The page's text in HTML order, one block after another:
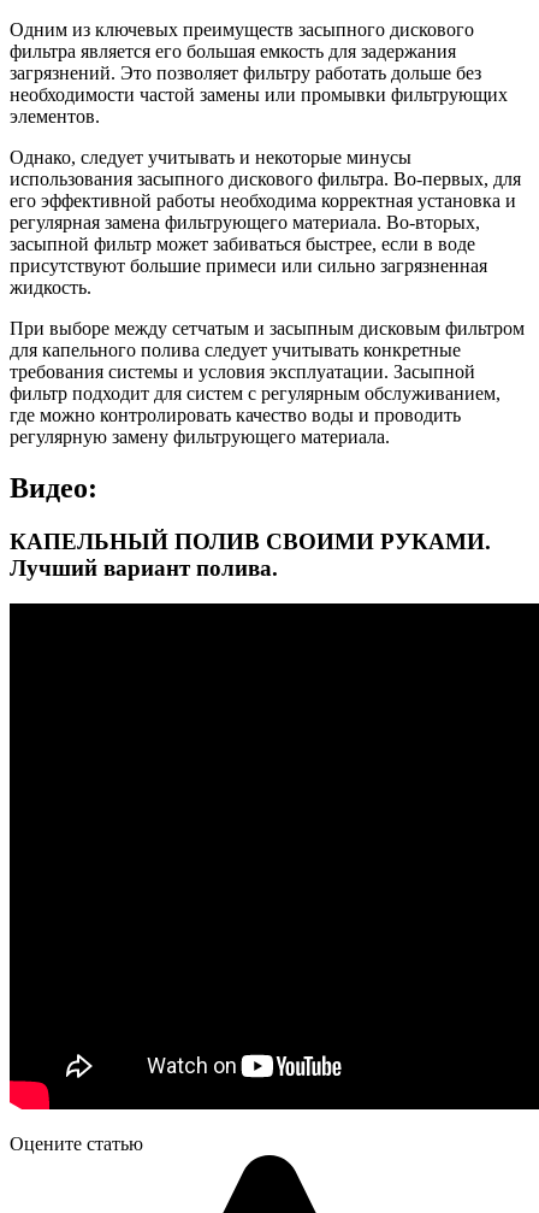
Одним из ключевых преимуществ засыпного дискового
фильтра является его большая емкость для задержания
загрязнений. Это позволяет фильтру работать дольше без
необходимости частой замены или промывки фильтрующих
элементов.
Однако, следует учитывать и некоторые минусы
использования засыпного дискового фильтра. Во-первых, для
его эффективной работы необходима корректная установка и
регулярная замена фильтрующего материала. Во-вторых,
засыпной фильтр может забиваться быстрее, если в воде
присутствуют большие примеси или сильно загрязненная
жидкость.
При выборе между сетчатым и засыпным дисковым фильтром
для капельного полива следует учитывать конкретные
требования системы и условия эксплуатации. Засыпной
фильтр подходит для систем с регулярным обслуживанием,
где можно контролировать качество воды и проводить
регулярную замену фильтрующего материала.
Видео:
КАПЕЛЬНЫЙ ПОЛИВ СВОИМИ РУКАМИ.
Лучший вариант полива.
Оцените статью